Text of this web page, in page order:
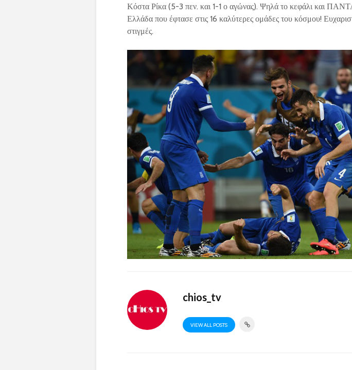
Κόστα Ρίκα (5-3 πεν. και 1-1 ο αγώνας). Ψηλά το κεφάλι και
Ελλάδα που έφτασε στις 16 καλύτερες ομάδες του κόσμου!
στιγμές.
chios_tv
VIEW ALL POSTS